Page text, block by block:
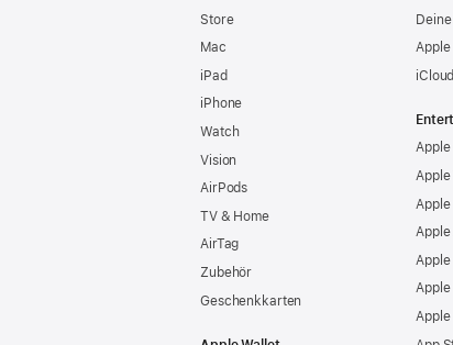
Store
Mac
iPad
iPhone
Watch
Vision
AirPods
TV & Home
AirTag
Zubehör
Geschenkkarten
Apple
Apple
Apple
Apple
Apple